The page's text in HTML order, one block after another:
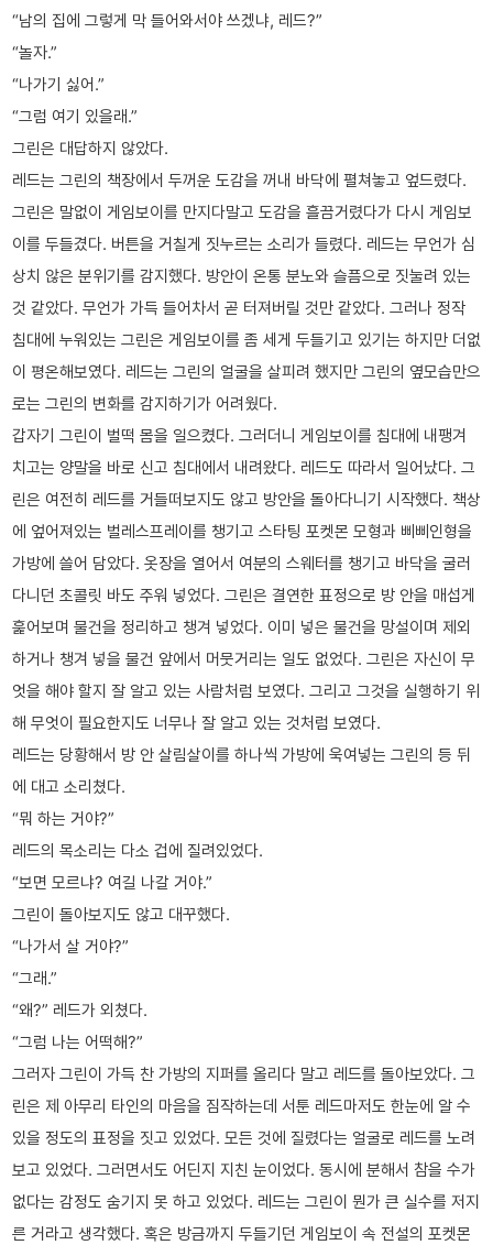
“남의 집에 그렇게 막 들어와서야 쓰겠냐, 레드?”
“놀자.”
“나가기 싫어.”
“그럼 여기 있을래.”
그린은 대답하지 않았다.
레드는 그린의 책장에서 두꺼운 도감을 꺼내 바닥에 펼쳐놓고 엎드렸다.
그린은 말없이 게임보이를 만지다말고 도감을 흘끔거렸다가 다시 게임보
이를 두들겼다. 버튼을 거칠게 짓누르는 소리가 들렸다. 레드는 무언가 심
상치 않은 분위기를 감지했다. 방안이 온통 분노와 슬픔으로 짓눌려 있는
것 같았다. 무언가 가득 들어차서 곧 터져버릴 것만 같았다. 그러나 정작
침대에 누워있는 그린은 게임보이를 좀 세게 두들기고 있기는 하지만 더없
이 평온해보였다. 레드는 그린의 얼굴을 살피려 했지만 그린의 옆모습만으
로는 그린의 변화를 감지하기가 어려웠다.
갑자기 그린이 벌떡 몸을 일으켰다. 그러더니 게임보이를 침대에 내팽겨
치고는 양말을 바로 신고 침대에서 내려왔다. 레드도 따라서 일어났다. 그
린은 여전히 레드를 거들떠보지도 않고 방안을 돌아다니기 시작했다. 책상
에 엎어져있는 벌레스프레이를 챙기고 스타팅 포켓몬 모형과 삐삐인형을
가방에 쓸어 담았다. 옷장을 열어서 여분의 스웨터를 챙기고 바닥을 굴러
다니던 초콜릿 바도 주워 넣었다. 그린은 결연한 표정으로 방 안을 매섭게
훑어보며 물건을 정리하고 챙겨 넣었다. 이미 넣은 물건을 망설이며 제외
하거나 챙겨 넣을 물건 앞에서 머뭇거리는 일도 없었다. 그린은 자신이 무
엇을 해야 할지 잘 알고 있는 사람처럼 보였다. 그리고 그것을 실행하기 위
해 무엇이 필요한지도 너무나 잘 알고 있는 것처럼 보였다.
레드는 당황해서 방 안 살림살이를 하나씩 가방에 욱여넣는 그린의 등 뒤
에 대고 소리쳤다.
“뭐 하는 거야?”
레드의 목소리는 다소 겁에 질려있었다.
“보면 모르냐? 여길 나갈 거야.”
그린이 돌아보지도 않고 대꾸했다.
“나가서 살 거야?”
“그래.”
“왜?” 레드가 외쳤다.
“그럼 나는 어떡해?”
그러자 그린이 가득 찬 가방의 지퍼를 올리다 말고 레드를 돌아보았다. 그
린은 제 아무리 타인의 마음을 짐작하는데 서툰 레드마저도 한눈에 알 수
있을 정도의 표정을 짓고 있었다. 모든 것에 질렸다는 얼굴로 레드를 노려
보고 있었다. 그러면서도 어딘지 지친 눈이었다. 동시에 분해서 참을 수가
없다는 감정도 숨기지 못 하고 있었다. 레드는 그린이 뭔가 큰 실수를 저지
른 거라고 생각했다. 혹은 방금까지 두들기던 게임보이 속 전설의 포켓몬